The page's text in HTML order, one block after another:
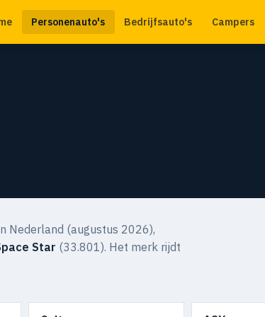
Personenauto's Bedrijfsauto's Campers
Nederland (augustus 2026),
Star (33.801). Het merk rijdt